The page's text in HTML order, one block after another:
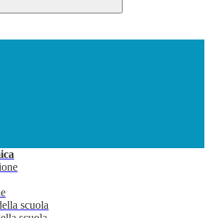
scuola